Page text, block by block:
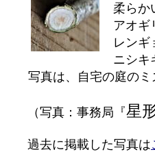
柔らか
アオギ
レンギ
ニシキ
写真は、自宅の庭の
（写真：事務局『星
過去に掲載した写真は